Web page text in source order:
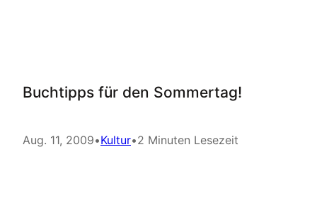
Buchtipps für den Sommertag!
Aug. 11, 2009•Kultur•2 Minuten Lesezeit